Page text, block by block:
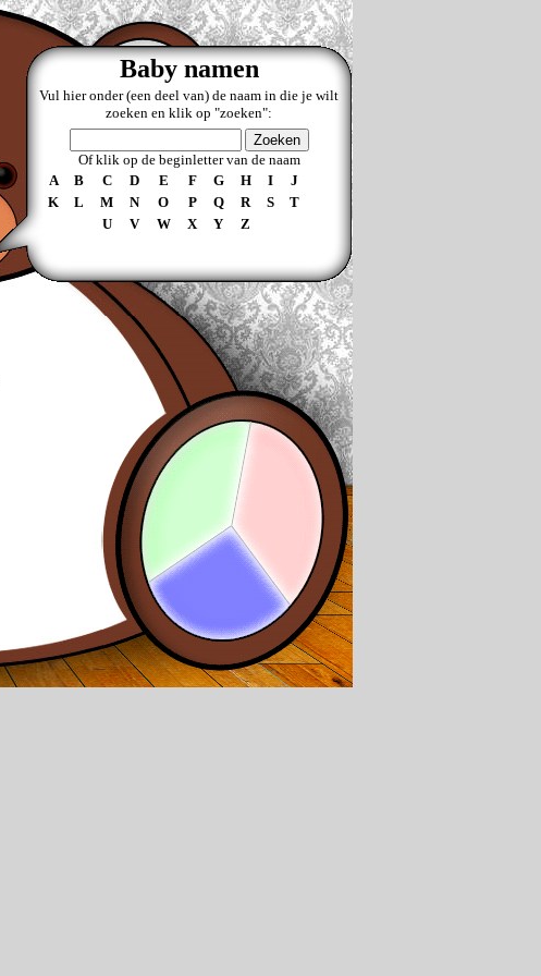
Baby namen
Vul hier onder (een deel van) de naam in die je wilt
zoeken en klik op "zoeken":
Of klik op de beginletter van de naam
A
B C D E F G H I
J
K
L M N O P Q R S
T
U
V W X Y Z